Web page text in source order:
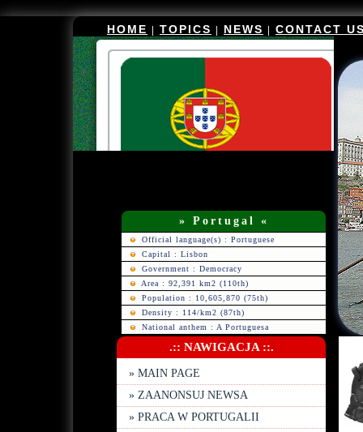
HOME TOPICS NEWS CONTACT
» Portugal «
Official language(s) : Portuguese
Capital : Lisbon
Government : Democracy
Area : 92,391 km2 (110th)
Population : 10,605,870 (75th)
Density : 114/km2 (87th)
National anthem : A Portuguesa
.:: NAWIGACJA ::.
» MAIN PAGE
» ZAANONSUJ NEWSA
» PRACA W PORTUGALII